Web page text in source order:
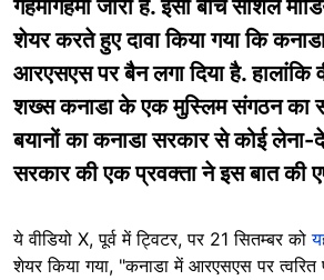
गहमागहमी जारी है. इसी बीच सोशल
शेयर करते हुए दावा किया गया कि
आरएसएस पर बैन लगा दिया है. हालांकि
शख्स कनाडा के एक मुस्लिम संगठन
बयानों का कनाडा सरकार से कोई लेना-
सरकार की एक प्रवक्ता ने इस बात की
ये वीडियो X, पूर्व में ट्विटर, पर 21 सितम्बर को
शेयर किया गया, "कनाडा में आरएसएस पर त्वरित